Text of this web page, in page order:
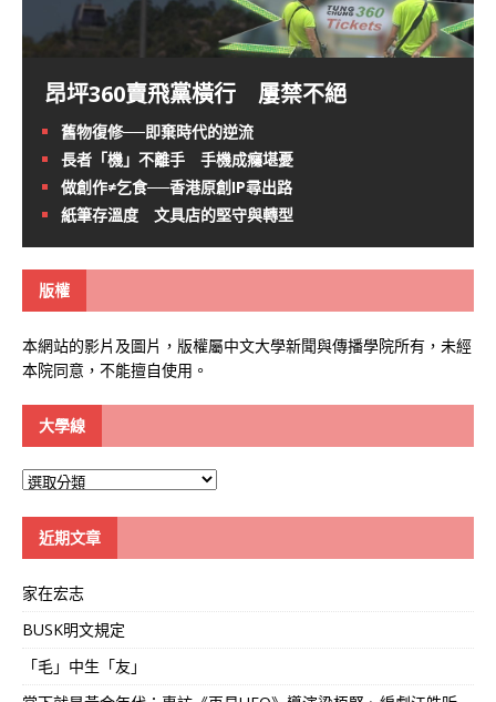
昂坪360賣飛黨橫行 屢禁不絕
舊物復修──即棄時代的逆流
長者「機」不離手 手機成癮堪憂
做創作≠乞食──香港原創IP尋出路
紙筆存溫度 文具店的堅守與轉型
版權
本網站的影片及圖片，版權屬中文大學新聞與傳播學院所有，未經
本院同意，不能擅自使用。
大學線
大
近期文章
家在宏志
BUSK明文規定
「毛」中生「友」